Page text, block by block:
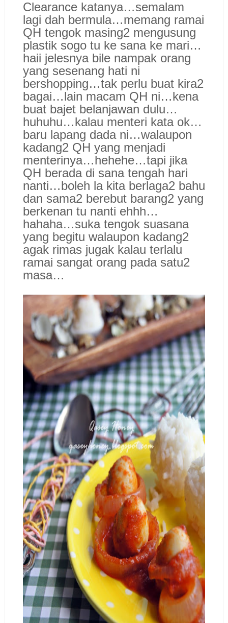
Clearance katanya…semalam
lagi dah bermula…memang ramai
QH tengok masing2 mengusung
plastik sogo tu ke sana ke mari…
haii jelesnya bile nampak orang
yang sesenang hati ni
bershopping…tak perlu buat kira2
bagai…lain macam QH ni…kena
buat bajet belanjawan dulu…
huhuhu…kalau menteri kata ok…
baru lapang dada ni…walaupon
kadang2 QH yang menjadi
menterinya…hehehe…tapi jika
QH berada di sana tengah hari
nanti…boleh la kita berlaga2 bahu
dan sama2 berebut barang2 yang
berkenan tu nanti ehhh…
hahaha…suka tengok suasana
yang begitu walaupon kadang2
agak rimas jugak kalau terlalu
ramai sangat orang pada satu2
masa…